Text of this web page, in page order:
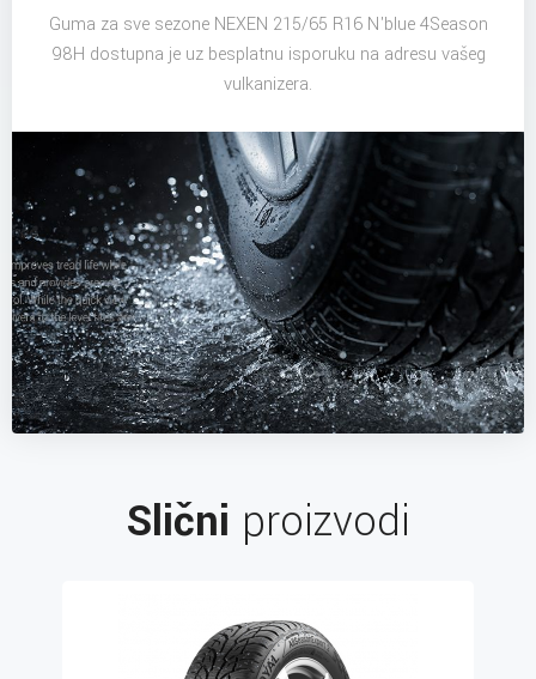
Guma za sve sezone NEXEN 215/65 R16 N'blue 4Season
98H dostupna je uz besplatnu isporuku na adresu vašeg
vulkanizera.
Slični proizvodi